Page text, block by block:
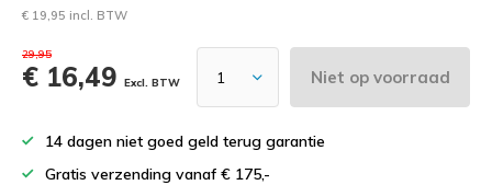
€ 19,95 incl. BTW
29,95
€ 16,49 Excl. BTW Niet op voorraad
14 dagen niet goed geld terug garantie
Gratis verzending vanaf € 175,-